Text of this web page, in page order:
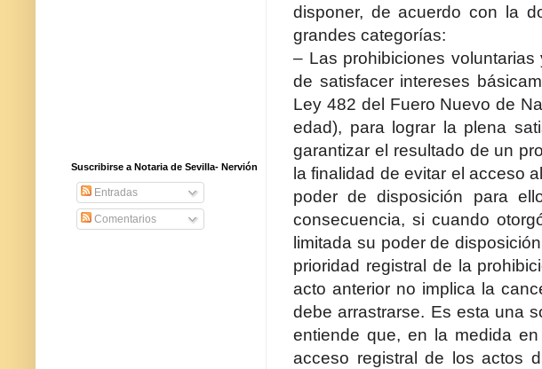
disponer, de acuerdo con la
grandes categorías:
– Las prohibiciones
de satisfacer intereses
Ley 482 del Fuero Nuevo de
edad), para lograr la plena
garantizar el resultado de un
la finalidad de evitar el acceso
poder de disposición para
consecuencia, si cuando
limitada su poder de
prioridad registral de la
acto anterior no implica la
debe arrastrarse. Es esta una
entiende que, en la medida
acceso registral de los actos
Suscribirse a Notaria de Sevilla- Nervión
Entradas
Comentarios